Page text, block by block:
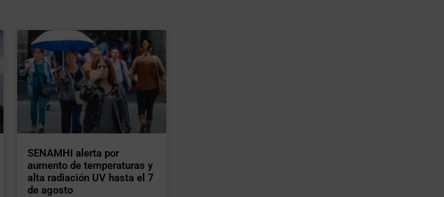
SENAMHI alerta por
aumento de temperaturas y
alta radiación UV hasta el 7
de agosto